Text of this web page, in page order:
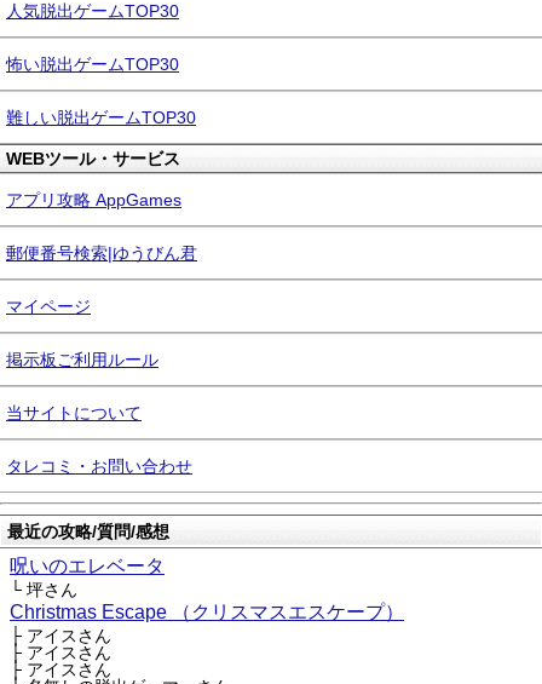
人気脱出ゲームTOP30
怖い脱出ゲームTOP30
難しい脱出ゲームTOP30
WEBツール・サービス
アプリ攻略 AppGames
郵便番号検索|ゆうびん君
マイページ
掲示板ご利用ルール
当サイトについて
タレコミ・お問い合わせ
最近の攻略/質問/感想
呪いのエレベータ
└ 坪さん
Christmas Escape （クリスマスエスケープ）
├ アイスさん
├ アイスさん
├ アイスさん